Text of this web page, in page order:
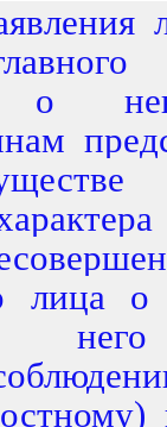
о
и
лица